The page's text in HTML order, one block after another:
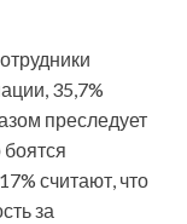
35,7%
преследует
боятся
считают, что
за